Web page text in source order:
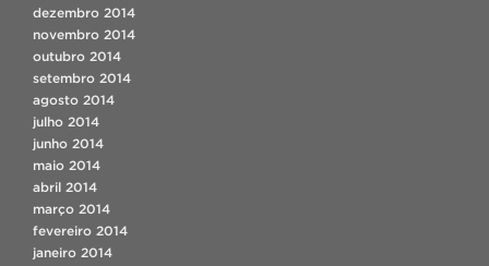
dezembro 2014
novembro 2014
outubro 2014
setembro 2014
agosto 2014
julho 2014
junho 2014
maio 2014
abril 2014
março 2014
fevereiro 2014
janeiro 2014